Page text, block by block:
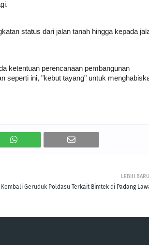
status dari jalan tanah hingga kepada
ketentuan perencanaan pembangunan
seperti ini, "kebut tayang" untuk
LEBIH BARU
Kembali Geruduk Poldasu Terkait Bimtek di Padang